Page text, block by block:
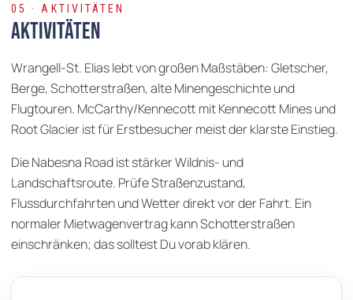
05 · AKTIVITÄTEN
Aktivitäten
Wrangell-St. Elias lebt von großen Maßstäben: Gletscher,
Berge, Schotterstraßen, alte Minengeschichte und
Flugtouren. McCarthy/Kennecott mit Kennecott Mines und
Root Glacier ist für Erstbesucher meist der klarste Einstieg.
Die Nabesna Road ist stärker Wildnis- und
Landschaftsroute. Prüfe Straßenzustand,
Flussdurchfahrten und Wetter direkt vor der Fahrt. Ein
normaler Mietwagenvertrag kann Schotterstraßen
einschränken; das solltest Du vorab klären.